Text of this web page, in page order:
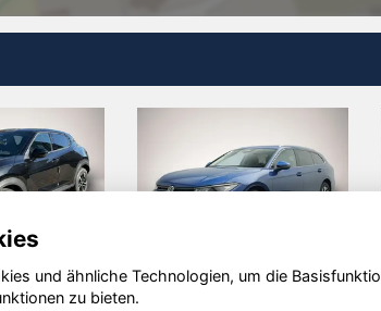
Opel Corsa Audi Q3
und ähnliche Technologien, um die
zu bieten.